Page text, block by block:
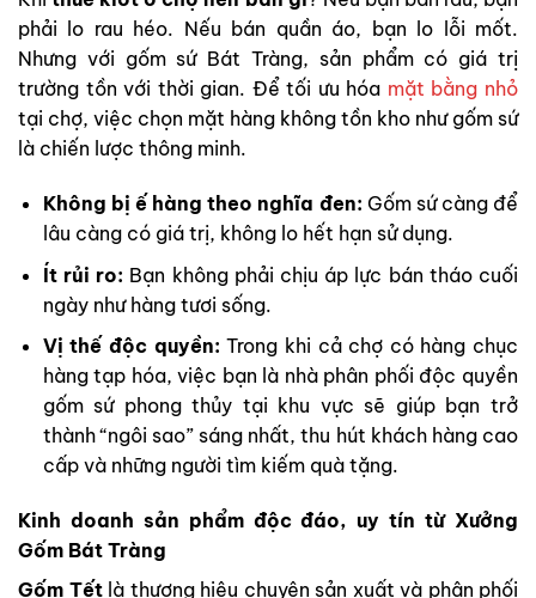
phải lo rau héo. Nếu bán quần áo, bạn lo lỗi mốt.
Nhưng với gốm sứ Bát Tràng, sản phẩm có giá trị
trường tồn với thời gian. Để tối ưu hóa mặt bằng nhỏ
tại chợ, việc chọn mặt hàng không tồn kho như gốm sứ
là chiến lược thông minh.
Không bị ế hàng theo nghĩa đen: Gốm sứ càng để
lâu càng có giá trị, không lo hết hạn sử dụng.
Ít rủi ro: Bạn không phải chịu áp lực bán tháo cuối
ngày như hàng tươi sống.
Vị thế độc quyền: Trong khi cả chợ có hàng chục
hàng tạp hóa, việc bạn là nhà phân phối độc quyền
gốm sứ phong thủy tại khu vực sẽ giúp bạn trở
thành “ngôi sao” sáng nhất, thu hút khách hàng cao
cấp và những người tìm kiếm quà tặng.
Kinh doanh sản phẩm độc đáo, uy tín từ Xưởng
Gốm Bát Tràng
Gốm Tếtlà thương hiệu chuyên sản xuất và phân phối